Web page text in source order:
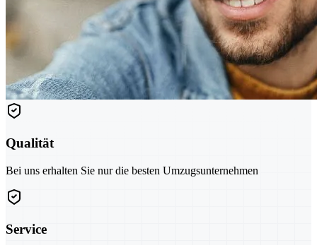
Qualität
Bei uns erhalten Sie nur die besten Umzugsunternehmen
Service